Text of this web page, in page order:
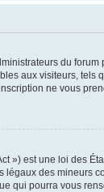
du
aux visiteurs, tels
ne vous
») est une loi des
des mineurs
qui pourra vous